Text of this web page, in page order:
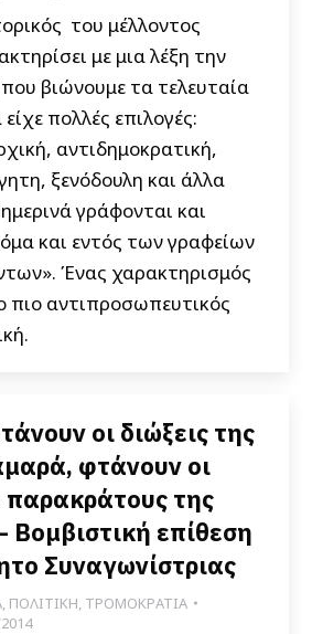
του μέλλοντος
με μια λέξη την
βιώνουμε τα τελευταία
πολλές επιλογές:
αντιδημοκρατική,
ξενόδουλη και άλλα
γράφονται και
και εντός των γραφείων
Ένας χαρακτηρισμός
πιο αντιπροσωπευτικός
οι διώξεις της
φτάνουν οι
παρακράτους της
Βομβιστική επίθεση
Συναγωνίστριας
, ΠΟΛΙΤΙΚΗ, ΤΡΟΜΟΚΡΑΤΙΑ